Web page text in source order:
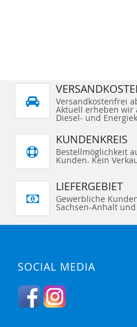
Versandkostenfrei
Aktuell erheben wir
Diesel- und
KUNDENKREIS
Bestellmöglichkeit
Kunden. Kein
LIEFERGEBIET
Gewerbliche
Sachsen-Anhalt
SOCIAL MEDIA